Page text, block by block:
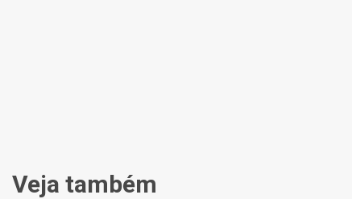
Veja também